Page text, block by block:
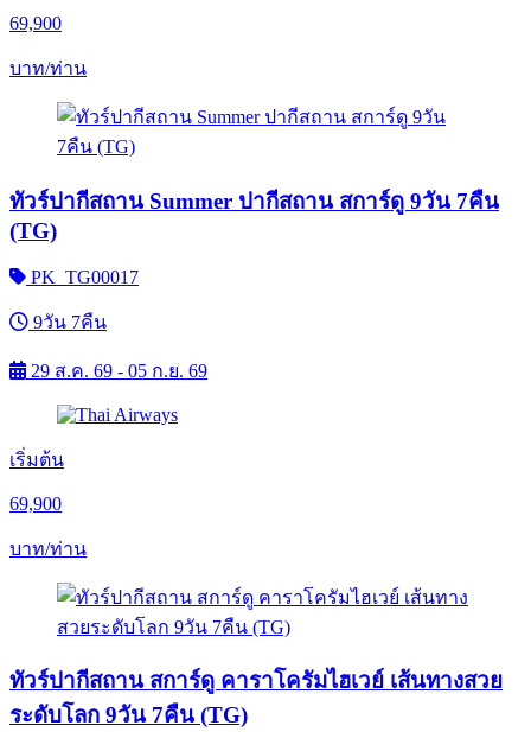
69,900
บาท/ท่าน
ทัวร์ปากีสถาน Summer ปากีสถาน สการ์ดู 9วัน 7คืน
(TG)
PK_TG00017
9วัน 7คืน
29 ส.ค. 69 - 05 ก.ย. 69
เริ่มต้น
69,900
บาท/ท่าน
ทัวร์ปากีสถาน สการ์ดู คาราโครัมไฮเวย์ เส้นทางสวย
ระดับโลก 9วัน 7คืน (TG)